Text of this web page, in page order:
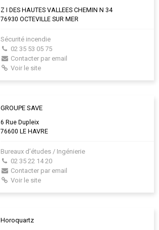
Z I DES HAUTES VALLEES CHEMIN N 34
76930 OCTEVILLE SUR MER
Sécurité incendie
02 35 53 05 75
Contacter par email
Voir le site
GROUPE SAVE
6 Rue Dupleix
76600 LE HAVRE
Bureaux d’études / Ingénierie
02 35 22 14 20
Contacter par email
Voir le site
Horoquartz